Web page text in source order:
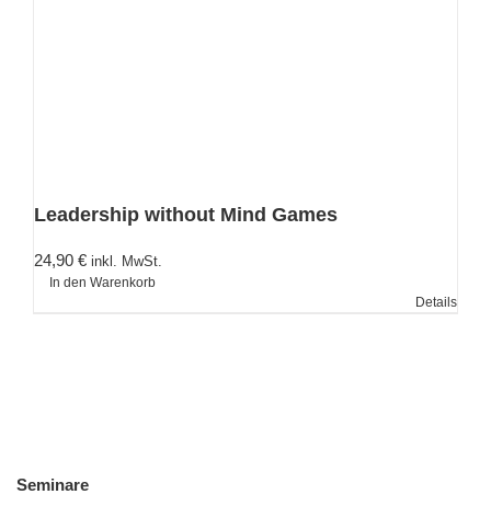
Leadership without Mind Games
24,90 € inkl. MwSt.
In den Warenkorb
Details
Seminare